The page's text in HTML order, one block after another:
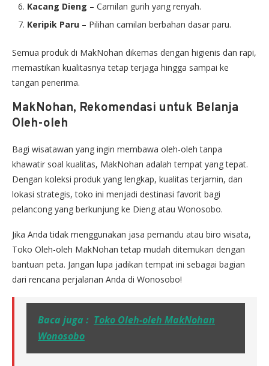
Kacang Dieng – Camilan gurih yang renyah.
Keripik Paru – Pilihan camilan berbahan dasar paru.
Semua produk di MakNohan dikemas dengan higienis dan rapi,
memastikan kualitasnya tetap terjaga hingga sampai ke
tangan penerima.
MakNohan, Rekomendasi untuk Belanja
Oleh-oleh
Bagi wisatawan yang ingin membawa oleh-oleh tanpa
khawatir soal kualitas, MakNohan adalah tempat yang tepat.
Dengan koleksi produk yang lengkap, kualitas terjamin, dan
lokasi strategis, toko ini menjadi destinasi favorit bagi
pelancong yang berkunjung ke Dieng atau Wonosobo.
Jika Anda tidak menggunakan jasa pemandu atau biro wisata,
Toko Oleh-oleh MakNohan tetap mudah ditemukan dengan
bantuan peta. Jangan lupa jadikan tempat ini sebagai bagian
dari rencana perjalanan Anda di Wonosobo!
Baca juga : Toko Oleh-oleh MakNohan
Wonosobo